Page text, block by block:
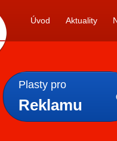
Úvod Aktuality
Plasty pro
Reklamu